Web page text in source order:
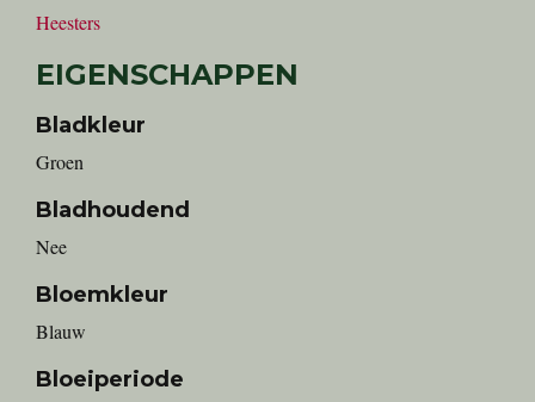
Heesters
EIGENSCHAPPEN
Bladkleur
Groen
Bladhoudend
Nee
Bloemkleur
Blauw
Bloeiperiode